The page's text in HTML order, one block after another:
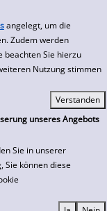
angelegt, um die
Zudem werden
beachten Sie hierzu
Nutzung stimmen
unseres Angebots
Sie in unserer
Sie können diese